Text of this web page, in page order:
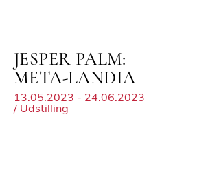
JESPER PALM:
META-LANDIA
13.05.2023 - 24.06.2023
/ Udstilling